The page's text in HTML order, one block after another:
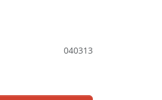
040313